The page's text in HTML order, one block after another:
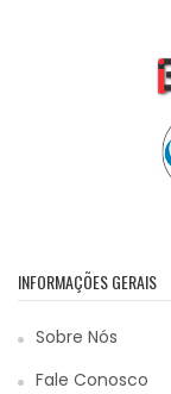
INFORMAÇÕES GERAIS
Sobre Nós
Fale Conosco